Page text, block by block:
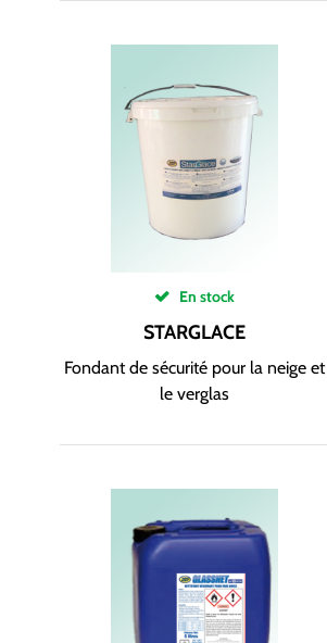
En stock
STARGLACE
Fondant de sécurité pour la neige et
le verglas